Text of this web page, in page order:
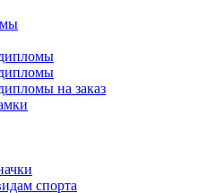
на заказ
спорта